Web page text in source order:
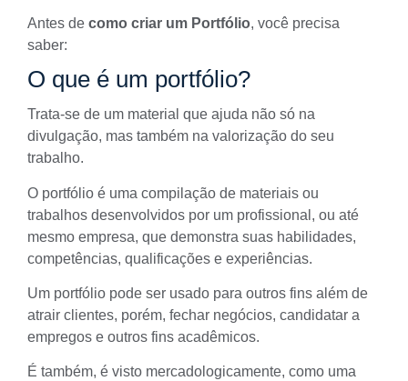
Antes de como criar um Portfólio, você precisa
saber:
O que é um portfólio?
Trata-se de um material que ajuda não só na
divulgação, mas também na valorização do seu
trabalho.
O portfólio é uma compilação de materiais ou
trabalhos desenvolvidos por um profissional, ou até
mesmo empresa, que demonstra suas habilidades,
competências, qualificações e experiências.
Um portfólio pode ser usado para outros fins além de
atrair clientes, porém, fechar negócios, candidatar a
empregos e outros fins acadêmicos.
É também, é visto mercadologicamente, como uma